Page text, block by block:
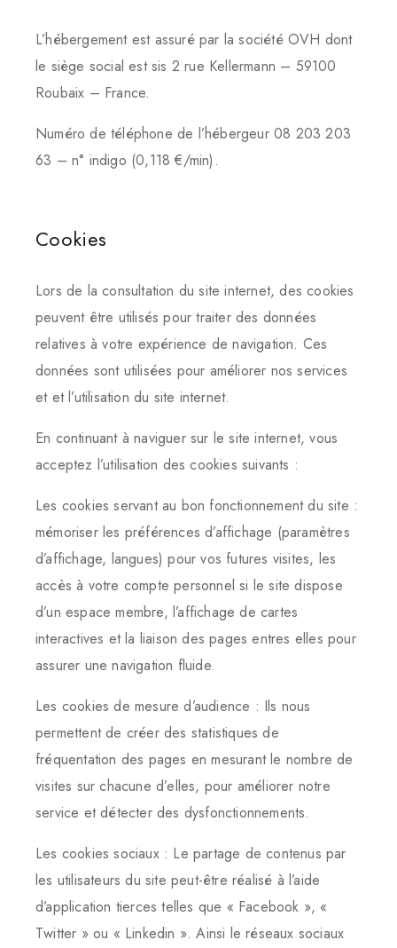
L’hébergement est assuré par la société OVH dont
le siège social est sis 2 rue Kellermann – 59100
Roubaix – France.
Numéro de téléphone de l’hébergeur 08 203 203
63 – n° indigo (0,118 €/min).
Cookies
Lors de la consultation du site internet, des cookies
peuvent être utilisés pour traiter des données
relatives à votre expérience de navigation. Ces
données sont utilisées pour améliorer nos services
et et l’utilisation du site internet.
En continuant à naviguer sur le site internet, vous
acceptez l’utilisation des cookies suivants :
Les cookies servant au bon fonctionnement du site :
mémoriser les préférences d’affichage (paramètres
d’affichage, langues) pour vos futures visites, les
accès à votre compte personnel si le site dispose
d’un espace membre, l’affichage de cartes
interactives et la liaison des pages entres elles pour
assurer une navigation fluide.
Les cookies de mesure d’audience : Ils nous
permettent de créer des statistiques de
fréquentation des pages en mesurant le nombre de
visites sur chacune d’elles, pour améliorer notre
service et détecter des dysfonctionnements.
Les cookies sociaux : Le partage de contenus par
les utilisateurs du site peut-être réalisé à l’aide
d’application tierces telles que « Facebook », «
Twitter » ou « Linkedin ». Ainsi le réseaux sociaux